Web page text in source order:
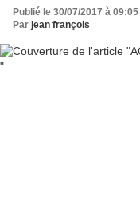
Publié le 30/07/2017 à 09:05
Par jean françois